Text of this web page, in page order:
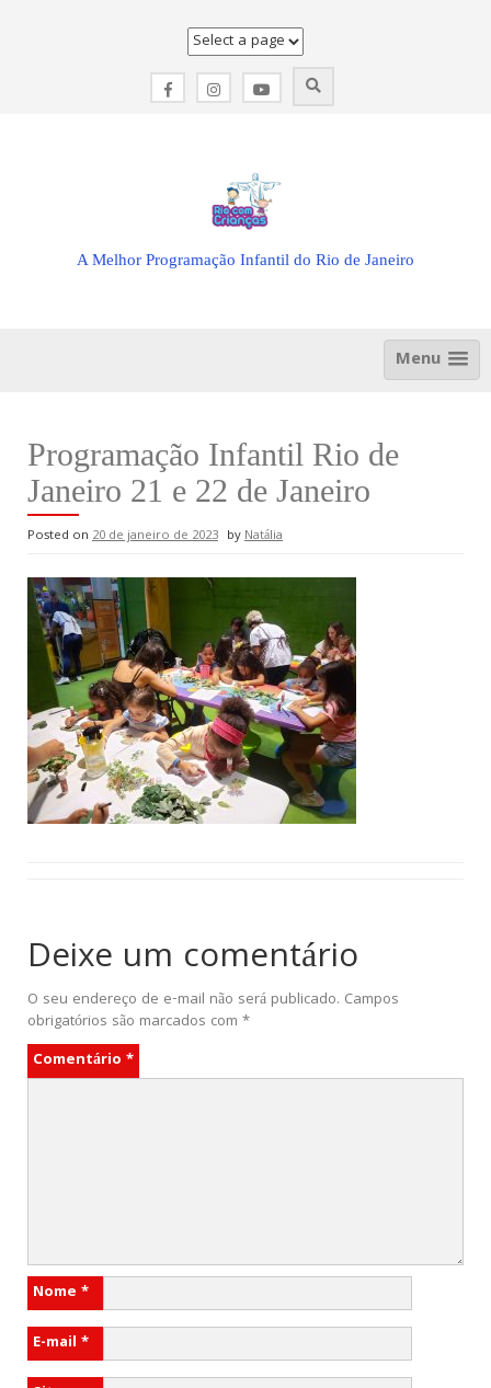
A Melhor Programação Infantil do Rio de Janeiro
Menu
Programação Infantil Rio de
Janeiro 21 e 22 de Janeiro
Posted on 20 de janeiro de 2023 byNatália
Deixe um comentário
O seu endereço de e-mail não será publicado. Campos
obrigatórios são marcados com *
Comentário *
Nome *
E-mail *